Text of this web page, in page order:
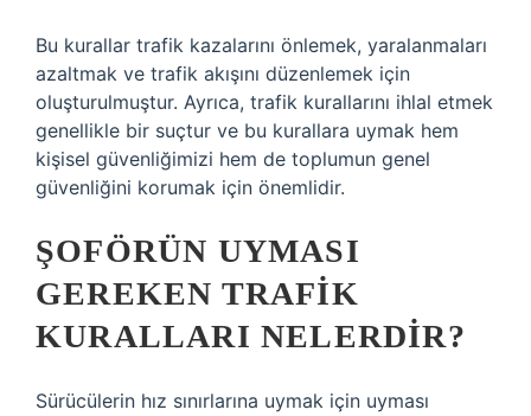
Bu kurallar trafik kazalarını önlemek, yaralanmaları
azaltmak ve trafik akışını düzenlemek için
oluşturulmuştur. Ayrıca, trafik kurallarını ihlal etmek
genellikle bir suçtur ve bu kurallara uymak hem
kişisel güvenliğimizi hem de toplumun genel
güvenliğini korumak için önemlidir.
ŞOFÖRÜN UYMASI
GEREKEN TRAFIK
KURALLARI NELERDIR?
Sürücülerin hız sınırlarına uymak için uyması